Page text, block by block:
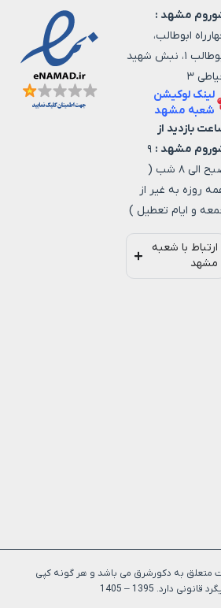
مشهد :
ابوطالب،
ابوطالب ۱، نبش شهید
۳
لینک لوکیشن
شعبه مشهد
بازدید از
مشهد : ۹
صبح الی ۸ شب (
روزه به غیر از
و ایام تعطیل )
ارتباط با شعبه
مشهد
متعلق به دکورشرق می باشد و هر گونه کپی
قانونی دارد. 1395 – 1405